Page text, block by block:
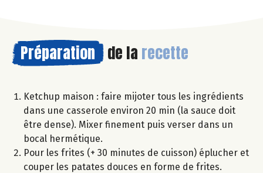
Préparation de la recette
Ketchup maison : faire mijoter tous les ingrédients
dans une casserole environ 20 min (la sauce doit
être dense). Mixer finement puis verser dans un
bocal hermétique.
Pour les frites (+ 30 minutes de cuisson) éplucher et
couper les patates douces en forme de frites.